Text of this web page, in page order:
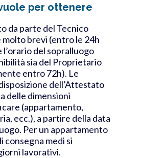
per ottenere
da parte del Tecnico
brevi (entro le 24h
del sopralluogo
sia del Proprietario
entro 72h). Le
dell’Attestato
delle dimensioni
(appartamento,
ecc.), a partire della data
Per un appartamento
consegna medi si
lavorativi.